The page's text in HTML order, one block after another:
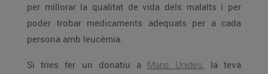
per millorar la qualitat de vida dels malalts i per
poder trobar medicaments adequats per a cada
persona amb leucèmia.
Si tries fer un donatiu a Mans Unides, la teva